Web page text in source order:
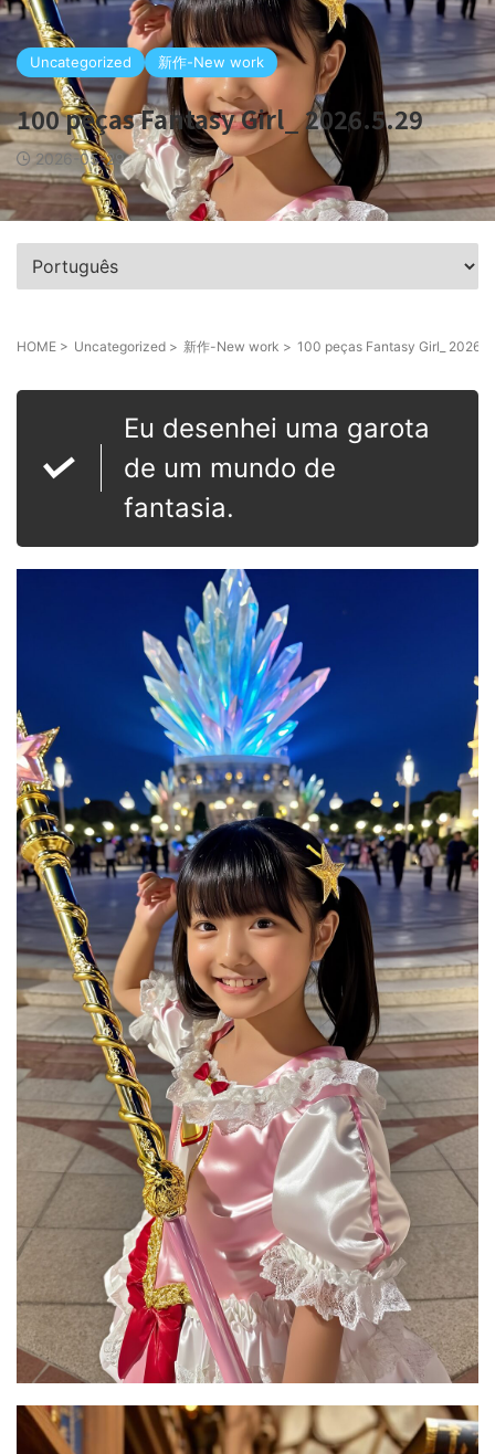
Uncategorized 新作-New work
100 peças Fantasy Girl_ 2026.5.29
2026-05-29
HOME > Uncategorized > 新作-New work > 100 peças Fantasy Girl_
Eu desenhei uma garota
de um mundo de
fantasia.